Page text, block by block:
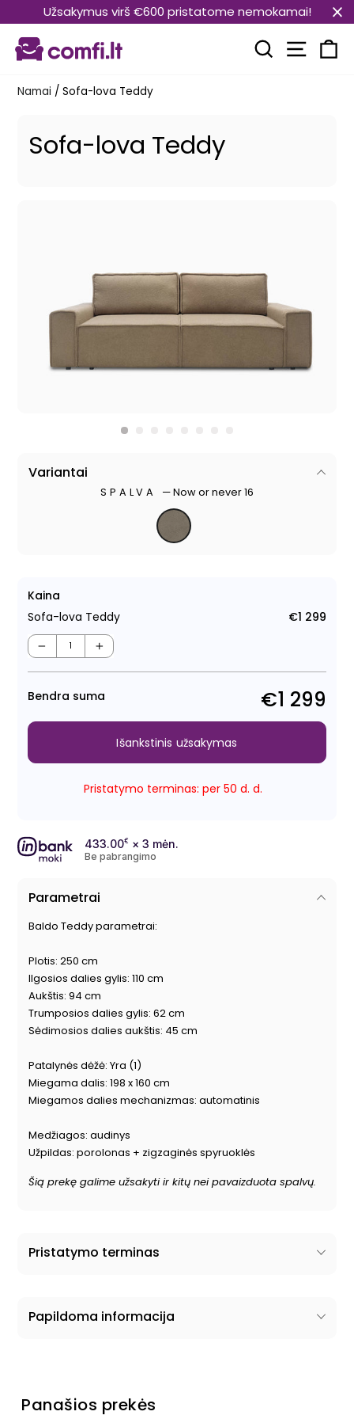
prie
turinio
Užsakymus virš €600 pristatome nemokamai!
Paieška
Namai / Sofa-lova Teddy
Sofa-lova Teddy
Variantai
SPALVA —Now or never 16
Kaina
Sofa-lova Teddy
€1 299
− +
Bendra suma €1 299
Pristatymo terminas: per 50 d. d.
Išankstinis užsakymas
433.00€ × 3 mėn.
Be pabrangimo
Parametrai
Baldo Teddy parametrai:
Plotis: 250 cm
Ilgosios dalies gylis: 110 cm
Aukštis: 94 cm
Trumposios dalies gylis: 62 cm
Sėdimosios dalies aukštis: 45 cm
Patalynės dėžė: Yra (1)
Miegama dalis: 198 x 160 cm
Miegamos dalies mechanizmas: automatinis
Medžiagos: audinys
Užpildas: porolonas + zigzaginės spyruoklės
Šią prekę galime užsakyti ir kitų nei pavaizduota spalvų.
Pristatymo terminas
Papildoma informacija
Panašios prekės